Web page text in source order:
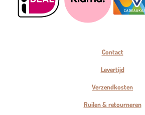
Contact
Levertijd
Verzendkosten
Ruilen & retourneren